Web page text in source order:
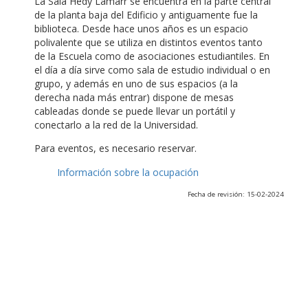
de la planta baja del Edificio y antiguamente fue la
biblioteca. Desde hace unos años es un espacio
polivalente que se utiliza en distintos eventos tanto
de la Escuela como de asociaciones estudiantiles. En
el día a día sirve como sala de estudio individual o en
grupo, y además en uno de sus espacios (a la
derecha nada más entrar) dispone de mesas
cableadas donde se puede llevar un portátil y
conectarlo a la red de la Universidad.
Para eventos, es necesario reservar.
Información sobre la ocupación
Fecha de revisión: 15-02-2024